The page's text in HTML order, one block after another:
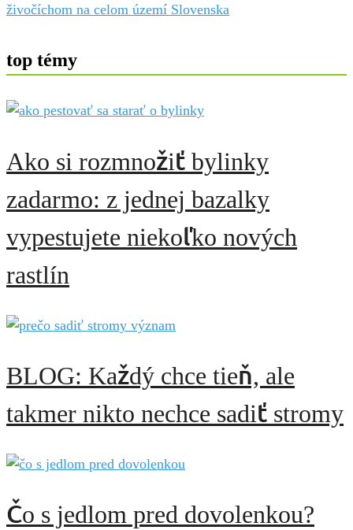
živočíchom na celom území Slovenska
top témy
Ako si rozmnožiť bylinky
zadarmo: z jednej bazalky
vypestujete niekoľko nových
rastlín
BLOG: Každý chce tieň, ale
takmer nikto nechce sadiť stromy
Čo s jedlom pred dovolenkou?